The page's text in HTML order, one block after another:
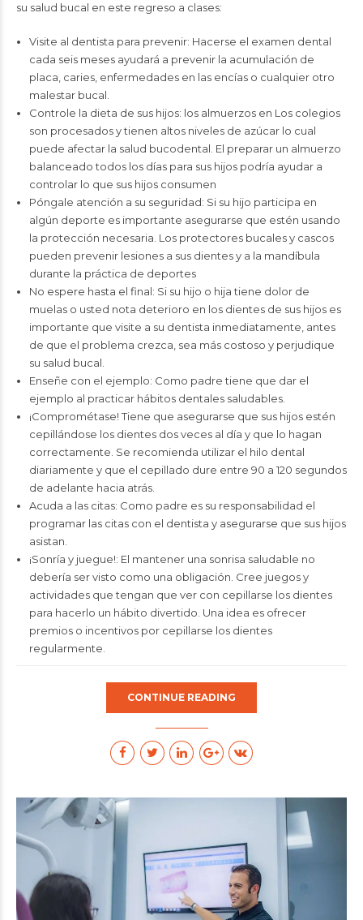
su salud bucal en este regreso a clases:
Visite al dentista para prevenir: Hacerse el examen dental
cada seis meses ayudará a prevenir la acumulación de
placa, caries, enfermedades en las encías o cualquier otro
malestar bucal.
Controle la dieta de sus hijos: los almuerzos en Los colegios
son procesados y tienen altos niveles de azúcar lo cual
puede afectar la salud bucodental. El preparar un almuerzo
balanceado todos los días para sus hijos podría ayudar a
controlar lo que sus hijos consumen
Póngale atención a su seguridad: Si su hijo participa en
algún deporte es importante asegurarse que estén usando
la protección necesaria. Los protectores bucales y cascos
pueden prevenir lesiones a sus dientes y a la mandíbula
durante la práctica de deportes
No espere hasta el final: Si su hijo o hija tiene dolor de
muelas o usted nota deterioro en los dientes de sus hijos es
importante que visite a su dentista inmediatamente, antes
de que el problema crezca, sea más costoso y perjudique
su salud bucal.
Enseñe con el ejemplo: Como padre tiene que dar el
ejemplo al practicar hábitos dentales saludables.
¡Comprométase! Tiene que asegurarse que sus hijos estén
cepillándose los dientes dos veces al día y que lo hagan
correctamente. Se recomienda utilizar el hilo dental
diariamente y que el cepillado dure entre 90 a 120 segundos
de adelante hacia atrás.
Acuda a las citas: Como padre es su responsabilidad el
programar las citas con el dentista y asegurarse que sus hijos
asistan.
¡Sonría y juegue!: El mantener una sonrisa saludable no
debería ser visto como una obligación. Cree juegos y
actividades que tengan que ver con cepillarse los dientes
para hacerlo un hábito divertido. Una idea es ofrecer
premios o incentivos por cepillarse los dientes
regularmente.
CONTINUE READING